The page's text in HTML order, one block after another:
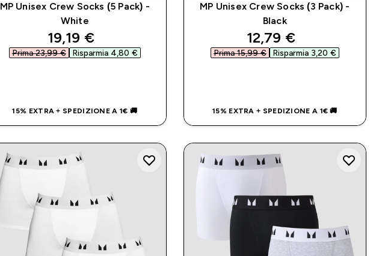
MP Unisex Crew Socks (5 Pack) -
White
discounted price
19,19 €‎
Prima 23,99 €‎ Risparmia 4,80 €‎
15% EXTRA + SPEDIZIONE A 1€ 🚚
MP Unisex Crew Socks (3 Pack) -
Black
discounted price
12,79 €‎
Prima 15,99 €‎ Risparmia 3,20 €‎
15% EXTRA + SPEDIZIONE A 1€ 🚚